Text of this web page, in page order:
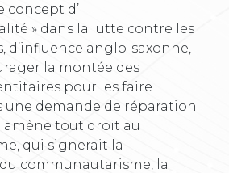
concept d’
» dans la lutte contre les
anglo-saxonne,
la montée des
pour les faire
une demande de réparation
amène tout droit au
qui signerait la
communautarisme, la